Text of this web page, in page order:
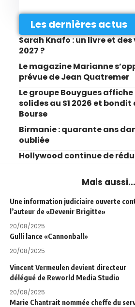
Les dernières actus
Sarah Knafo : un livre et des
2027 ?
Le magazine Marianne
prévue de Jean Quatremer
Le groupe Bouygues
solides au S1 2026 et bondit
Bourse
Birmanie : quarante ans
oubliée
Hollywood continue de
Mais aussi...
Une information judiciaire ouverte
l’auteur de «Devenir Brigitte»
20/08/2025
Gulli lance «Cannonball»
20/08/2025
Vincent Vermeulen devient directeur
délégué de Reworld Media Studio
20/08/2025
Marie Chantrait nommée cheffe du